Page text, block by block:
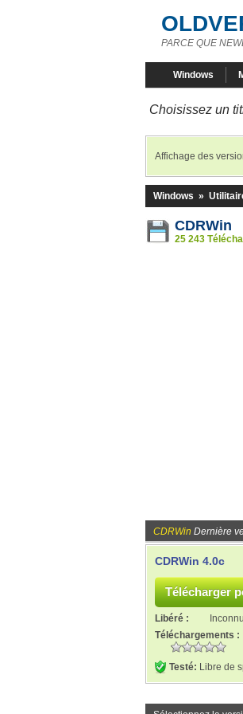
PARCE QUE
Windows
Choisissez un
Affichage des
Windows »
CDRWin
25 243
CDRWin Dernière
CDRWin 4.0c
Libéré : Inconnu
Téléchargements :
Testé: Libre de